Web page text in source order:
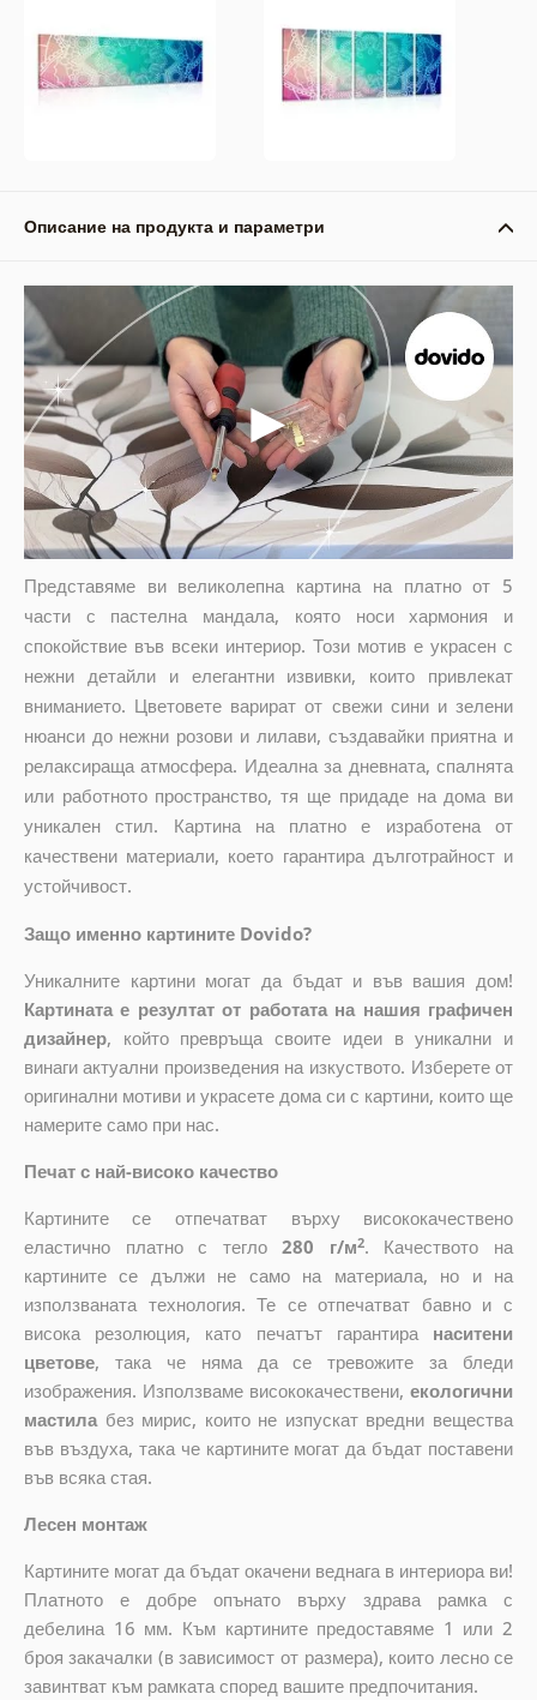
Описание на продукта и параметри
Представяме ви великолепна картина на платно от 5
части с пастелна мандала, която носи хармония и
спокойствие във всеки интериор. Този мотив е украсен с
нежни детайли и елегантни извивки, които привлекат
вниманието. Цветовете варират от свежи сини и зелени
нюанси до нежни розови и лилави, създавайки приятна и
релаксираща атмосфера. Идеална за дневната, спалнята
или работното пространство, тя ще придаде на дома ви
уникален стил. Картина на платно е изработена от
качествени материали, което гарантира дълготрайност и
устойчивост.
Защо именно картините Dovido?
Уникалните картини могат да бъдат и във вашия дом!
Картината е резултат от работата на нашия графичен
дизайнер, койтопревръща своите идеи в уникални и
винаги актуални произведения на изкуството. Изберете от
оригинални мотиви и украсете дома си с картини, които ще
намерите само при нас.
Печат с най-високо качество
Картините се отпечатват върху висококачествено
еластично платно с тегло280 г/м2. Качеството на
картините се дължи не само на материала, но и на
използваната технология. Те се отпечатват бавно и с
висока резолюция, като печатът гарантира наситени
цветове, така че няма да се тревожите за бледи
изображения. Използваме висококачествени,екологични
мастилабез мирис, които не изпускат вредни вещества
във въздуха, така че картините могат да бъдат поставени
във всяка стая.
Лесен монтаж
Картините могат да бъдат окачени веднага в интериора ви!
Платното е добре опънато върху здрава рамка с
дебелина 16 мм. Към картините предоставяме 1 или 2
броя закачалки (в зависимост от размера), които лесно се
завинтват към рамката според вашите предпочитания.